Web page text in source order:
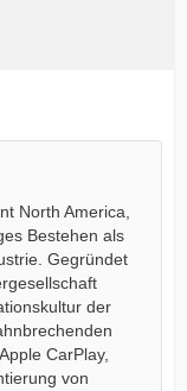
North America,
Bestehen als
Gegründet
der
CarPlay,
von